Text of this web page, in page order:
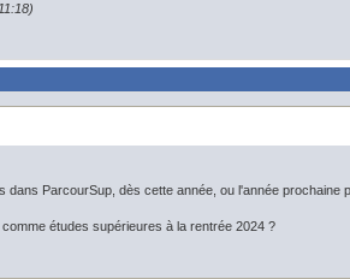
ParcourSup, dès cette année, ou l'année prochaine
études supérieures à la rentrée 2024 ?